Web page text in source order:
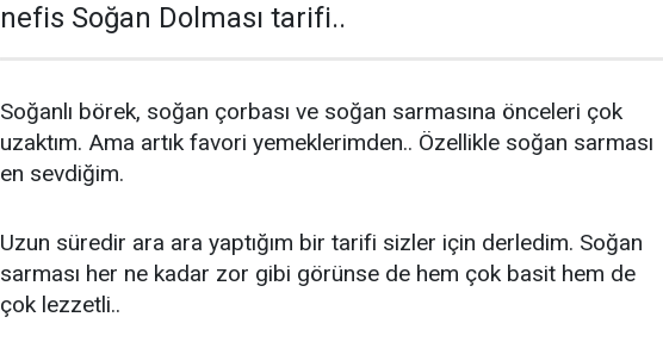
nefis Soğan Dolması tarifi..
Soğanlı börek, soğan çorbası ve soğan sarmasına önceleri çok
uzaktım. Ama artık favori yemeklerimden.. Özellikle soğan sarması
en sevdiğim.
Uzun süredir ara ara yaptığım bir tarifi sizler için derledim. Soğan
sarması her ne kadar zor gibi görünse de hem çok basit hem de
çok lezzetli..